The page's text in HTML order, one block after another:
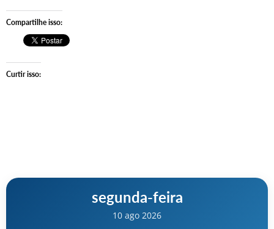
Compartilhe isso:
Curtir isso:
segunda-feira
10 ago 2026